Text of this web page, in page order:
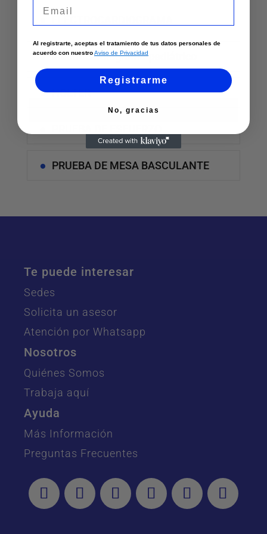
electrocardiograma pediátrico
HOLTER
PRUEBA DE MESA BASCULANTE
Te puede interesar
Sedes
Solicita un asesor
Atención por Whatsapp
Nosotros
Quiénes Somos
Trabaja aquí
Ayuda
Más Información
Preguntas Frecuentes
Al registrarte, aceptas el tratamiento de tus datos personales de
acuerdo con nuestroAviso de Privacidad
Registrarme
No, gracias